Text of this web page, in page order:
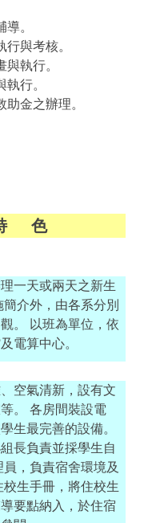
。
與考核。
執行。
行。
金之辦理。
色
一天或兩天之新生
介外，由各系分別
。 以班為單位，依
電算中心。
空氣清新，設有文
。 各房間裝設電
生最完善的設備。
長負責並採學生自
，負責宿舍環境及
生手冊，將住校生
要點納入，於住宿